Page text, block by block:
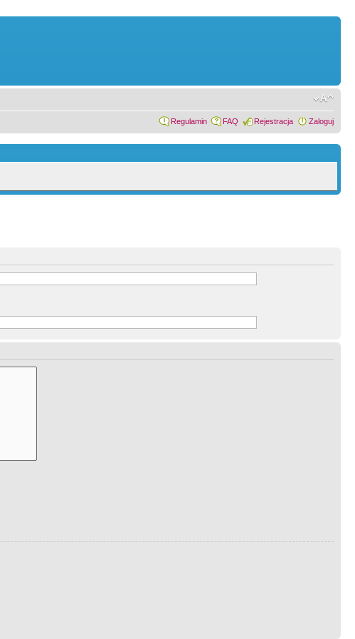
Regulamin FAQ Rejestracja Zaloguj